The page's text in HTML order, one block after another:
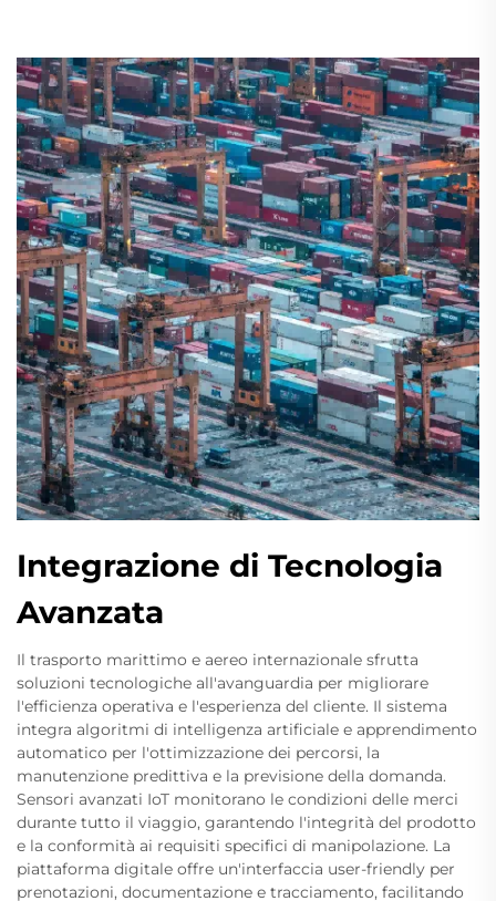
Integrazione di Tecnologia
Avanzata
Il trasporto marittimo e aereo internazionale sfrutta
soluzioni tecnologiche all'avanguardia per migliorare
l'efficienza operativa e l'esperienza del cliente. Il sistema
integra algoritmi di intelligenza artificiale e apprendimento
automatico per l'ottimizzazione dei percorsi, la
manutenzione predittiva e la previsione della domanda.
Sensori avanzati IoT monitorano le condizioni delle merci
durante tutto il viaggio, garantendo l'integrità del prodotto
e la conformità ai requisiti specifici di manipolazione. La
piattaforma digitale offre un'interfaccia user-friendly per
prenotazioni, documentazione e tracciamento, facilitando